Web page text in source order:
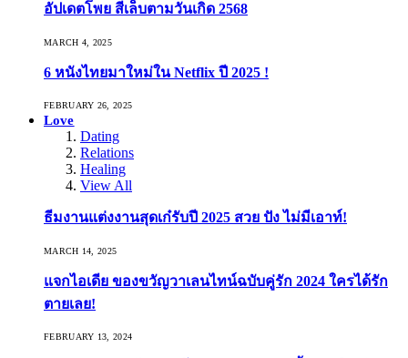
อัปเดตโพย สีเล็บตามวันเกิด 2568
MARCH 4, 2025
6 หนังไทยมาใหม่ใน Netflix ปี 2025 !
FEBRUARY 26, 2025
Love
Dating
Relations
Healing
View All
ธีมงานแต่งงานสุดเก๋รับปี 2025 สวย ปัง ไม่มีเอาท์!
MARCH 14, 2025
แจกไอเดีย ของขวัญวาเลนไทน์ฉบับคู่รัก 2024 ใครได้รัก
ตายเลย!
FEBRUARY 13, 2024